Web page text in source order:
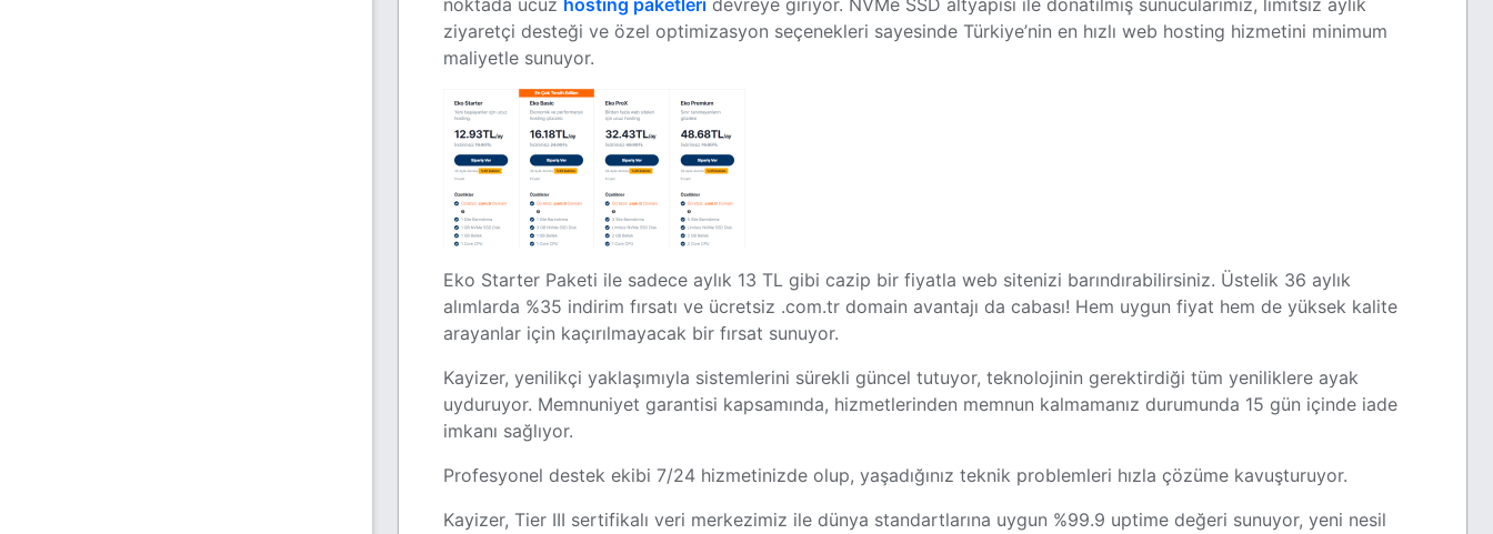
noktada ucuz hosting paketleri devreye giriyor. NVMe SSD altyapısı ile donatılmış sunucularımız, limitsiz aylık
ziyaretçi desteği ve özel optimizasyon seçenekleri sayesinde Türkiye’nin en hızlı web hosting hizmetini minimum
maliyetle sunuyor.
Eko Starter Paketi ile sadece aylık 13 TL gibi cazip bir fiyatla web sitenizi barındırabilirsiniz. Üstelik 36 aylık
alımlarda %35 indirim fırsatı ve ücretsiz .com.tr domain avantajı da cabası! Hem uygun fiyat hem de yüksek kalite
arayanlar için kaçırılmayacak bir fırsat sunuyor.
Kayizer, yenilikçi yaklaşımıyla sistemlerini sürekli güncel tutuyor, teknolojinin gerektirdiği tüm yeniliklere ayak
uyduruyor. Memnuniyet garantisi kapsamında, hizmetlerinden memnun kalmamanız durumunda 15 gün içinde iade
imkanı sağlıyor.
Profesyonel destek ekibi 7/24 hizmetinizde olup, yaşadığınız teknik problemleri hızla çözüme kavuşturuyor.
Kayizer, Tier III sertifikalı veri merkezimiz ile dünya standartlarına uygun %99.9 uptime değeri sunuyor, yeni nesil